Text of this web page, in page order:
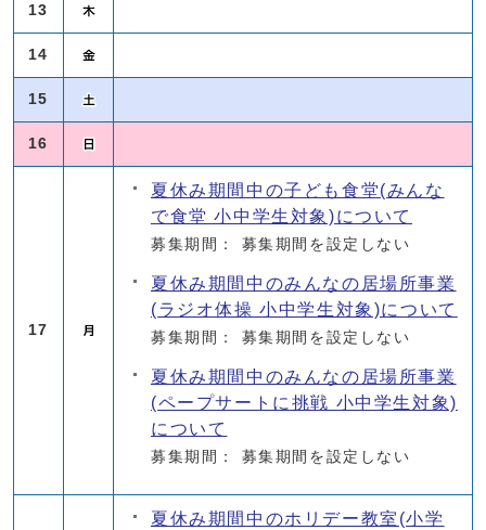
13
14
15
16
17
夏休み期間中の子ども食堂(みんな
で食堂 小中学生対象)について
募集期間： 募集期間を設定しない
夏休み期間中のみんなの居場所事業
(ラジオ体操 小中学生対象)について
募集期間： 募集期間を設定しない
夏休み期間中のみんなの居場所事業
(ペープサートに挑戦 小中学生対象)
について
募集期間： 募集期間を設定しない
夏休み期間中のホリデー教室(小学